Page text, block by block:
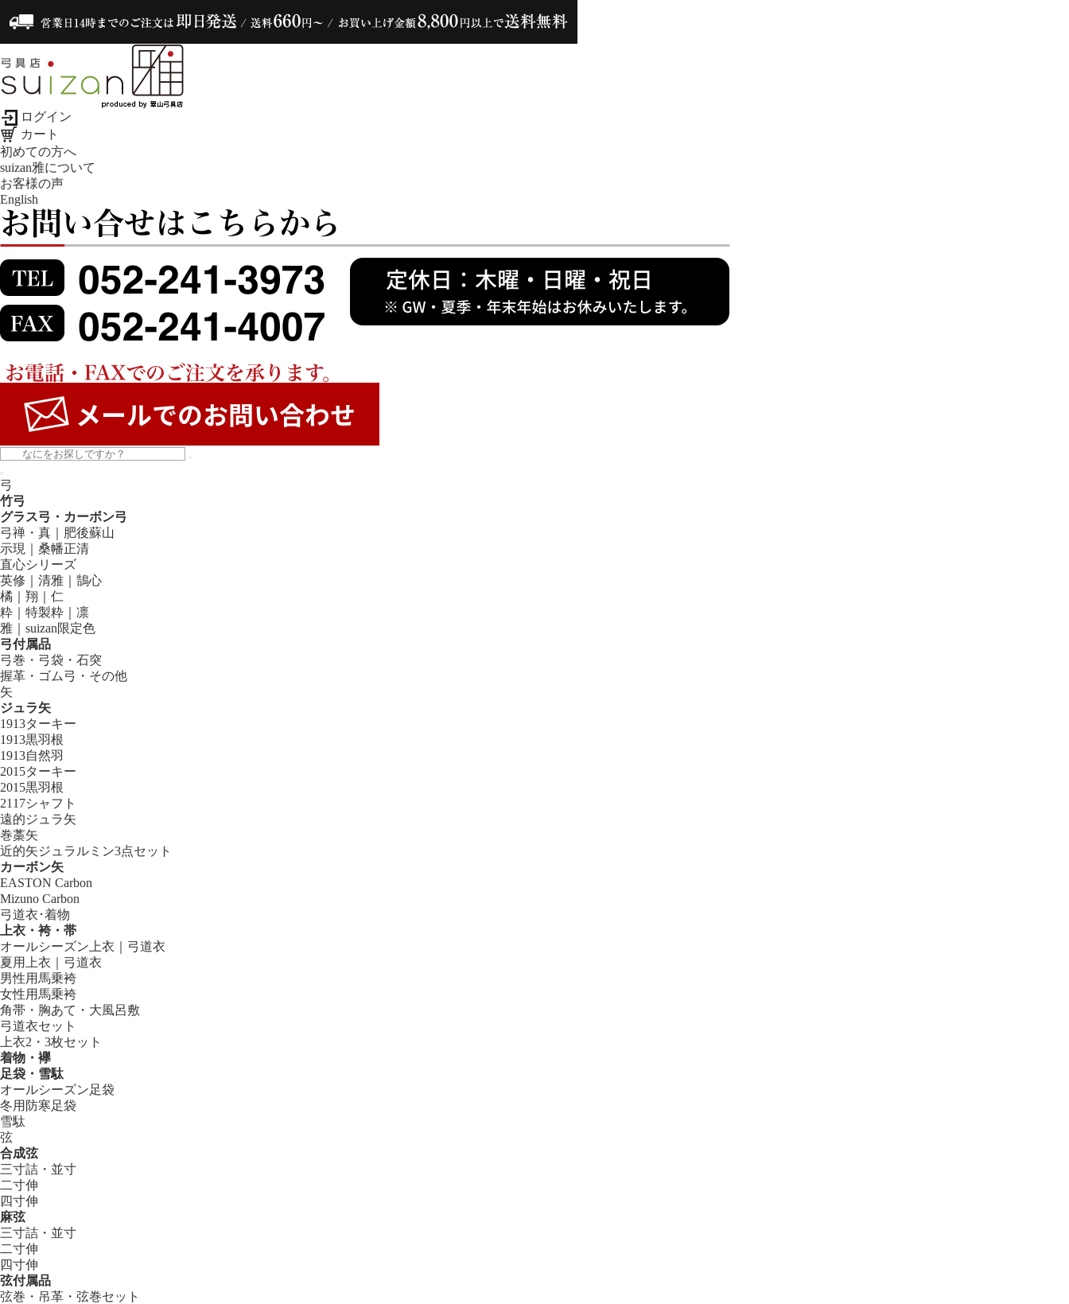
ログイン
カート
初めての方へ
suizan雅について
お客様の声
English
弓
竹弓
グラス弓・カーボン弓
弓禅・真｜肥後蘇山
示現｜桑幡正清
直心シリーズ
英修｜清雅｜鵠心
橘｜翔｜仁
粋｜特製粋｜凛
雅｜suizan限定色
弓付属品
弓巻・弓袋・石突
握革・ゴム弓・その他
矢
ジュラ矢
1913ターキー
1913黒羽根
1913自然羽
2015ターキー
2015黒羽根
2117シャフト
遠的ジュラ矢
巻藁矢
近的矢ジュラルミン3点セット
カーボン矢
EASTON Carbon
Mizuno Carbon
弓道衣･着物
上衣・袴・帯
オールシーズン上衣｜弓道衣
夏用上衣｜弓道衣
男性用馬乗袴
女性用馬乗袴
角帯・胸あて・大風呂敷
弓道衣セット
上衣2・3枚セット
着物・襷
足袋・雪駄
オールシーズン足袋
冬用防寒足袋
雪駄
弦
合成弦
三寸詰・並寸
二寸伸
四寸伸
麻弦
三寸詰・並寸
二寸伸
四寸伸
弦付属品
弦巻・吊革・弦巻セット